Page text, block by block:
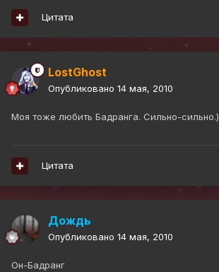
Цитата
LostGhost
Опубликовано 14 мая, 2010
Моя тоже любить Бадранга. Сильно-сильно.)
Цитата
Дождь
Опубликовано 14 мая, 2010
Он-Бадранг